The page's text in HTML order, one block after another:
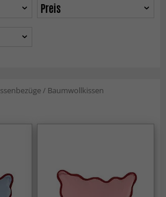
Preis
/ Baumwollkissen